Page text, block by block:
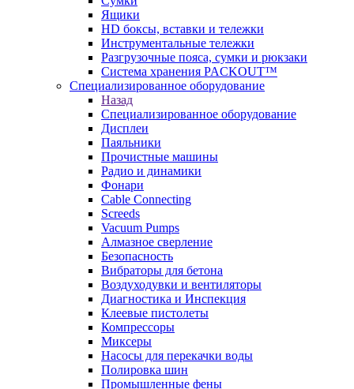
Ящики
HD боксы, вставки и тележки
Инструментальные тележки
Разгрузочные пояса, сумки и рюкзаки
Система хранения PACKOUT™
Специализированное оборудование
Назад
Специализированное оборудование
Дисплеи
Паяльники
Прочистные машины
Радио и динамики
Фонари
Cable Connecting
Screeds
Vacuum Pumps
Алмазное сверление
Безопасность
Вибраторы для бетона
Воздуходувки и вентиляторы
Диагностика и Инспекция
Клеевые пистолеты
Компрессоры
Миксеры
Насосы для перекачки воды
Полировка шин
Промышленные фены